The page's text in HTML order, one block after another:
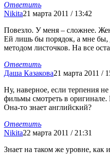
Ответить
Nikita21 марта 2011 / 13:42
Повезло. У меня – сложнее.
Ей лишь бы порядок, а мне бы,
методом листочков. На все
Ответить
Даша Казакова21 марта 2011 /
Ну, наверное, если терпения не
фильмы смотреть в
Она-то знает английский?
Ответить
Nikita22 марта 2011 / 21:31
Знает на таком же уровне,